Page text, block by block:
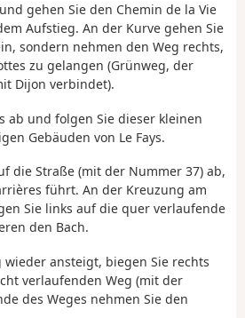
gehen Sie den Chemin de la Vie
Aufstieg. An der Kurve gehen Sie
sondern nehmen den Weg rechts,
zu gelangen (Grünweg, der
Dijon verbindet).
ab und folgen Sie dieser kleinen
Gebäuden von Le Fays.
die Straße (mit der Nummer 37) ab,
führt. An der Kreuzung am
Sie links auf die quer verlaufende
den Bach.
wieder ansteigt, biegen Sie rechts
verlaufenden Weg (mit der
des Weges nehmen Sie den